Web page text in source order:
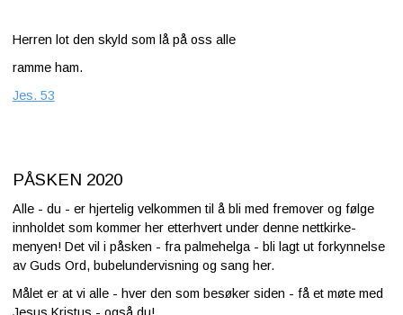
Herren lot den skyld som lå på oss alle
ramme ham.
Jes. 53
PÅSKEN 2020
Alle - du - er hjertelig velkommen til å bli med fremover og følge
innholdet som kommer her etterhvert under denne nettkirke-
menyen! Det vil i påsken - fra palmehelga - bli lagt ut forkynnelse
av Guds Ord, bubelundervisning og sang her.
Målet er at vi alle - hver den som besøker siden - få et møte med